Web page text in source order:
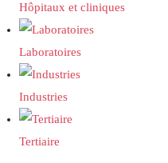
Hôpitaux et cliniques
Laboratoires
Industries
Tertiaire